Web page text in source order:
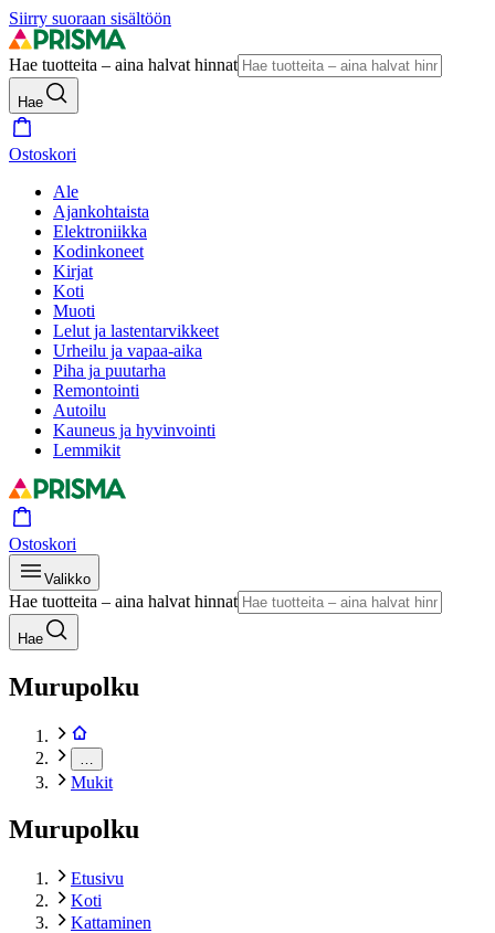
Siirry suoraan sisältöön
Hae tuotteita – aina halvat hinnat
Hae
Ostoskori
Ale
Ajankohtaista
Elektroniikka
Kodinkoneet
Kirjat
Koti
Muoti
Lelut ja lastentarvikkeet
Urheilu ja vapaa-aika
Piha ja puutarha
Remontointi
Autoilu
Kauneus ja hyvinvointi
Lemmikit
Ostoskori
Valikko
Hae tuotteita – aina halvat hinnat
Hae
Murupolku
Mukit
Murupolku
Etusivu
Koti
Kattaminen